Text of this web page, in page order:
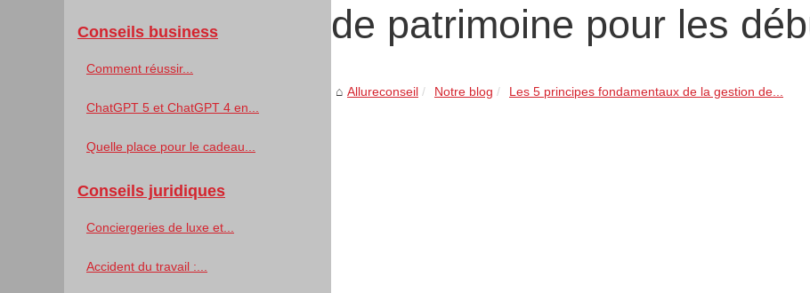
de patrimoine pour les
Allureconseil Notre blog Les 5 principes fondamentaux de la gestion de...
Conseils business
Comment réussir...
ChatGPT 5 et ChatGPT 4 en...
Quelle place pour le cadeau...
Conseils juridiques
Conciergeries de luxe et...
Accident du travail :...